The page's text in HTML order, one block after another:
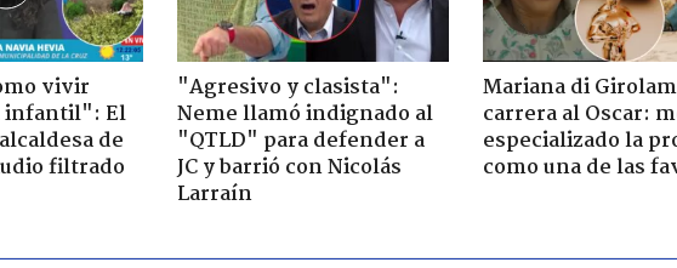
vivir
infantil": El
de
filtrado
"Agresivo y clasista":
Neme llamó indignado al
"QTLD" para defender a
JC y barrió con Nicolás
Larraín
Mariana di
carrera al Oscar:
especializado la
como una de las